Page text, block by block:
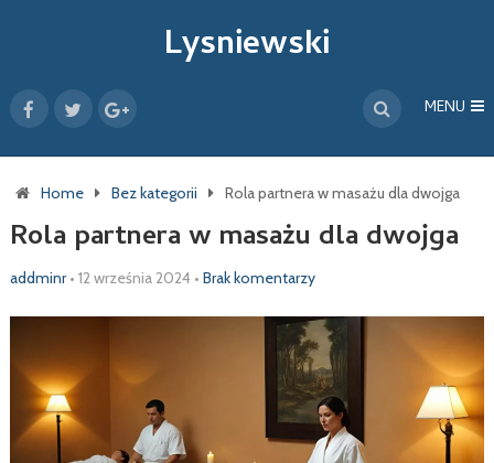
Lysniewski
MENU
Home Bez kategorii Rola partnera w masażu dla dwojga
Rola partnera w masażu dla dwojga
addminr • 12 września 2024• Brak komentarzy